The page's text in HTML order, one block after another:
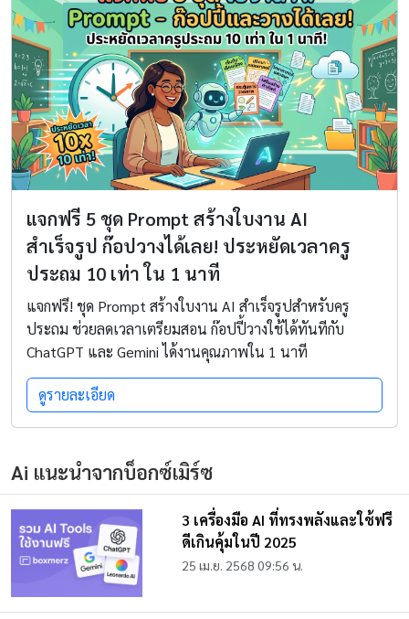
แจกฟรี 5 ชุด Prompt สร้างใบงาน AI
สำเร็จรูป ก๊อปวางได้เลย! ประหยัดเวลาครู
ประถม 10 เท่า ใน 1 นาที
แจกฟรี! ชุด Prompt สร้างใบงาน AI สำเร็จรูปสำหรับครู
ประถม ช่วยลดเวลาเตรียมสอน ก๊อปปี้วางใช้ได้ทันทีกับ
ChatGPT และ Gemini ได้งานคุณภาพใน 1 นาที
ดูรายละเอียด
Ai แนะนำจากบ็อกซ์เมิร์ซ
3 เครื่องมือ AI ที่ทรงพลังและใช้ฟรี
ดีเกินคุ้มในปี 2025
25 เม.ย. 2568 09:56 น.